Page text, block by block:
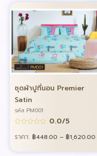
ชุดผ้าปูที่นอน Premier
Satin
รหัส PM001
0.0/5
ราคา: ฿448.00 – ฿1,620.00